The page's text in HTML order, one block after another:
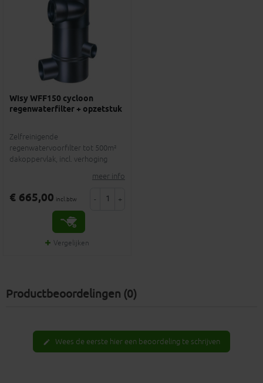
Wisy WFF150 cycloon
regenwaterfilter + opzetstuk
Zelfreinigende
regenwatervoorfilter tot 500m²
dakoppervlak, incl. verhoging
meer info
€ 665,00 incl.btw - +
Vergelijken
Productbeoordelingen (0)
edit Wees de eerste hier een beoordeling te schrijven